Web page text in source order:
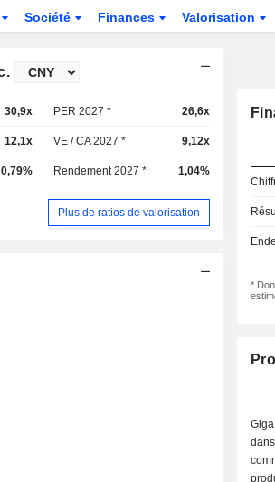
Société Finances Valorisation
30,9x PER 2027 * 26,6x
12,1x VE / CA 2027 * 9,12x
0,79% Rendement 2027 * 1,04%
Plus de ratios de valorisation
*